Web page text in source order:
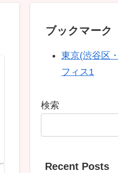
ブックマーク
東京(渋谷区
フィス1
検索
Recent Posts